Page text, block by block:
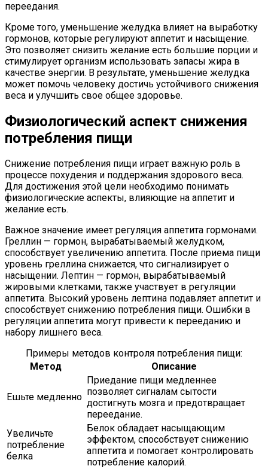
переедания.
Кроме того, уменьшение желудка влияет на выработку
гормонов, которые регулируют аппетит и насыщение.
Это позволяет снизить желание есть большие порции и
стимулирует организм использовать запасы жира в
качестве энергии. В результате, уменьшение желудка
может помочь человеку достичь устойчивого снижения
веса и улучшить свое общее здоровье.
Физиологический аспект снижения
потребления пищи
Снижение потребления пищи играет важную роль в
процессе похудения и поддержания здорового веса.
Для достижения этой цели необходимо понимать
физиологические аспекты, влияющие на аппетит и
желание есть.
Важное значение имеет регуляция аппетита гормонами.
Греллин — гормон, вырабатываемый желудком,
способствует увеличению аппетита. После приема пищи
уровень греллина снижается, что сигнализирует о
насыщении. Лептин — гормон, вырабатываемый
жировыми клетками, также участвует в регуляции
аппетита. Высокий уровень лептина подавляет аппетит и
способствует снижению потребления пищи. Ошибки в
регуляции аппетита могут привести к перееданию и
набору лишнего веса.
Примеры методов контроля потребления пищи:
Метод
Описание
Ешьте медленно
Приедание пищи медленнее
позволяет сигналам сытости
достигнуть мозга и предотвращает
переедание.
Увеличьте
потребление
белка
Белок обладает насыщающим
эффектом, способствует снижению
аппетита и помогает контролировать
потребление калорий.